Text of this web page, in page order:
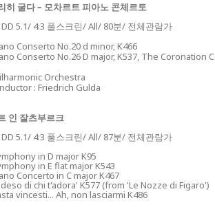
히 굴다 – 모차르트 피아노 콘체르토
5.1/ 4:3 풀스크린/ All/ 80분/ 전체관람가
Conserto No.20 d minor, K466
Conserto No.26 D major, K537, The Coronation
Orchestra
: Friedrich Gulda
인 잘츠부르크
5.1/ 4:3 풀스크린/ All/ 87분/ 전체관람가
in D major K95
in E flat major K543
Concerto in C major K467
di chi t'adora' K577 (from 'Le Nozze di Figaro')
vincesti... Ah, non lasciarmi K486